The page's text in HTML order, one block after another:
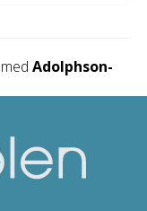
Adolphson-